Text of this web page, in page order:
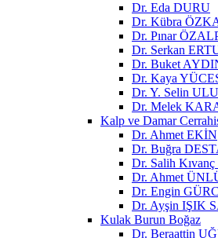
Dr. Eda DURU
Dr. Kübra
Dr. Pınar
Dr. Serkan
Dr. Buket
Dr. Kaya
Dr. Y. Selin
Dr. Melek
Kalp ve Damar
Dr. Ahmet EKİN
Dr. Buğra
Dr. Salih
Dr. Ahmet
Dr. Engin
Dr. Ayşin IŞIK
Kulak Burun Boğaz
Dr. Beraattin